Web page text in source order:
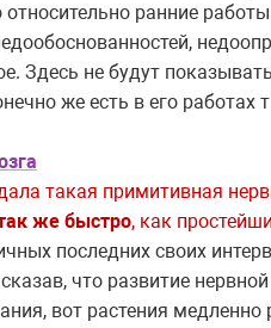
ранние
Здесь не будут
же есть в его
такая примитивная
же быстро, как
последних своих
что развитие
вот растения